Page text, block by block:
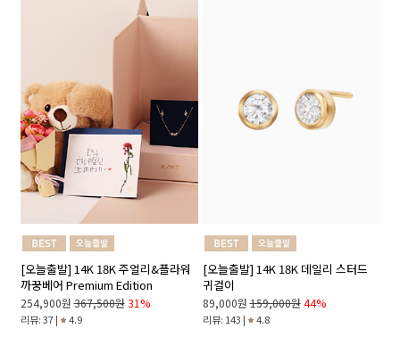
[오늘출발] 14K 18K 주얼리&플라워
까꿍베어 Premium Edition
254,900원 367,500원 31%
리뷰: 37 | 4.9
[오늘출발] 14K 18K 데일리 스터드
귀걸이
89,000원 159,000원 44%
리뷰: 143 | 4.8